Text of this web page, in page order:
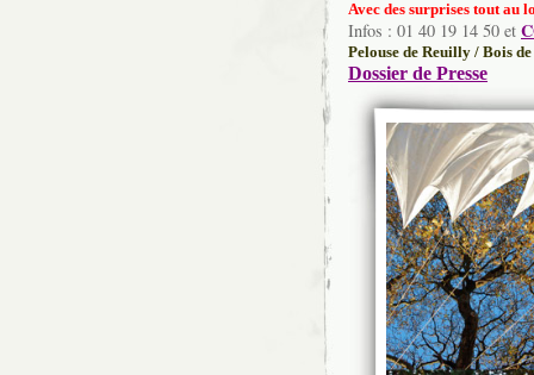
Avec des surprises tout au
Infos : 01 40 19 14 50 et
Pelouse de Reuilly / Bois
Dossier de Presse